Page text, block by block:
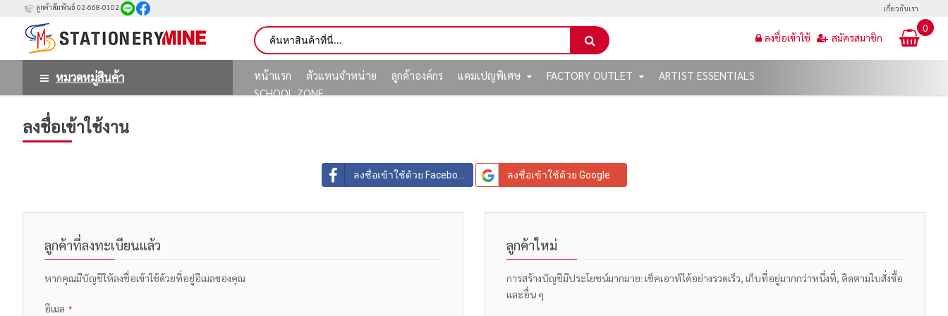
ลูกค้าสัมพันธ์ 02-668-0102 เกี่ยวกับเรา
0
ลงชื่อเข้าใช้ สมัครสมาชิก
หมวดหมู่สินค้า หน้าแรก ตัวแทนจำหน่าย ลูกค้าองค์กร แคมเปญพิเศษ FACTORY OUTLET
ARTIST ESSENTIALS
SCHOOL ZONE
ลงชื่อเข้าใช้งาน
ลงชื่อเข้าใช้ด้วย Facebook ลงชื่อเข้าใช้ด้วย Google
ลูกค้าที่ลงทะเบียนแล้ว
หากคุณมีบัญชีให้ลงชื่อเข้าใช้ด้วยที่อยู่อีเมลของคุณ
อีเมล
ลูกค้าใหม่
การสร้างบัญชีมีประโยชน์มากมาย: เช็คเอาท์ได้อย่างรวดเร็ว, เก็บที่อยู่มากกว่าหนึ่งที่, ติดตามใบสั่งซื้อ
และอื่น ๆ